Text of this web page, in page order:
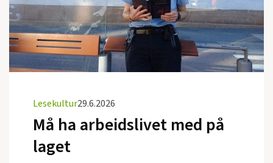
Lesekultur29.6.2026
Må ha arbeidslivet med på
laget